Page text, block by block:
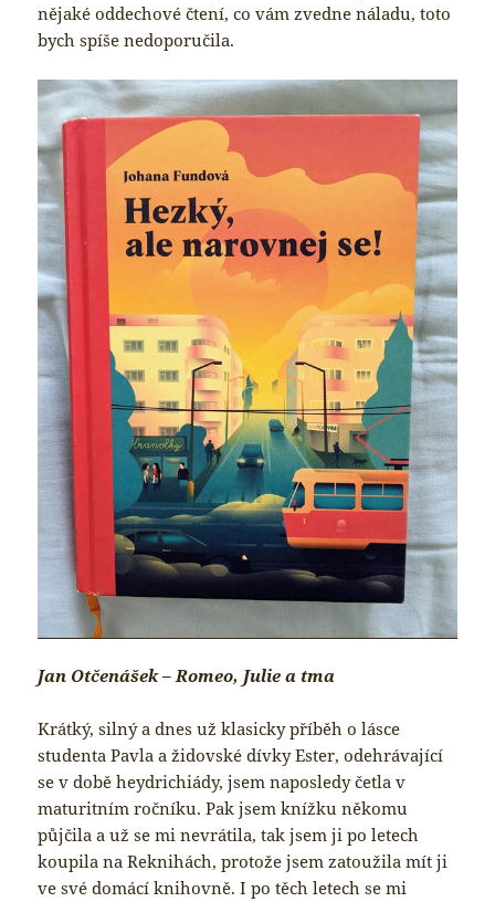
nějaké oddechové čtení, co vám zvedne náladu, toto
bych spíše nedoporučila.
Jan Otčenášek – Romeo, Julie a tma
Krátký, silný a dnes už klasicky příběh o lásce
studenta Pavla a židovské dívky Ester, odehrávající
se v době heydrichiády, jsem naposledy četla v
maturitním ročníku. Pak jsem knížku někomu
půjčila a už se mi nevrátila, tak jsem ji po letech
koupila na Reknihách, protože jsem zatoužila mít ji
ve své domácí knihovně. I po těch letech se mi